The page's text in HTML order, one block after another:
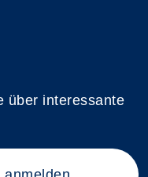
über interessante